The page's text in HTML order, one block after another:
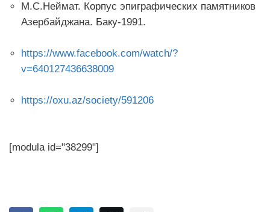
М.С.Неймат. Корпус эпиграфических памятников
Азербайджана. Баку-1991.
https://www.facebook.com/watch/?
v=640127436638009
https://oxu.az/society/591206
[modula id="38299"]